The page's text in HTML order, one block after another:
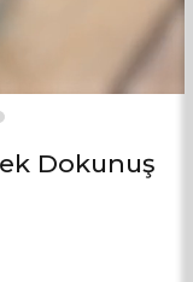
Dokunuş